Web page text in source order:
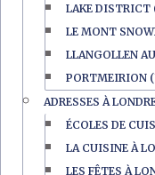
LAKE DISTRICT
LE MONT
LLANGOLLEN
PORTMEIRION
ADRESSES À
ÉCOLES DE
LA CUISINE À
LES FÊTES À